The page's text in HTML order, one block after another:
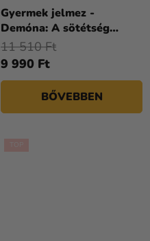
Gyermek jelmez -
Demóna: A sötétség
úrnője
9 990 Ft
11 510 Ft
BŐVEBBEN